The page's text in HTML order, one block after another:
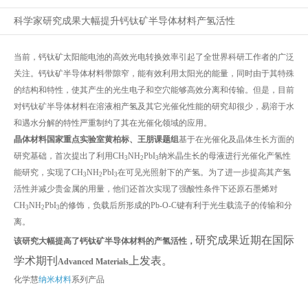
科学家研究成果大幅提升钙钛矿半导体材料产氢活性
当前，钙钛矿太阳能电池的高效光电转换效率引起了全世界科研工作者的广泛
关注。钙钛矿半导体材料带隙窄，能有效利用太阳光的能量，同时由于其特殊
的结构和特性，使其产生的光生电子和空穴能够高效分离和传输。但是，目前
对钙钛矿半导体材料在溶液相产氢及其它光催化性能的研究却很少，易溶于水
和遇水分解的特性严重制约了其在光催化领域的应用。
晶体材料国家重点实验室黄柏标、王朋课题组基于在光催化及晶体生长方面的
研究基础，首次提出了利用CH3NH2PbI3纳米晶生长的母液进行光催化产氢性
能研究，实现了CH3NH2PbI3在可见光照射下的产氢。为了进一步提高其产氢
活性并减少贵金属的用量，他们还首次实现了强酸性条件下还原石墨烯对
CH3NH2PbI3的修饰，负载后所形成的Pb-O-C键有利于光生载流子的传输和分
离。
该研究大幅提高了钙钛矿半导体材料的产氢活性， 研究成果近期在国际
学术期刊 Advanced Materials 上发表。
化学慧纳米材料系列产品